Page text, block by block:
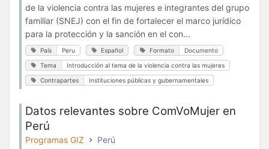
de la violencia contra las mujeres e integrantes del grupo
familiar (SNEJ) con el fin de fortalecer el marco jurídico
para la protección y la sanción en el con...
País Peru Español Formato Documento
Tema Introducción al tema de la violencia contra las mujeres
Contrapartes Instituciones públicas y gubernamentales
Datos relevantes sobre ComVoMujer en
Perú
Programas GIZ
Perú